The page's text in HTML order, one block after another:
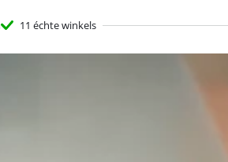
11 échte winkels